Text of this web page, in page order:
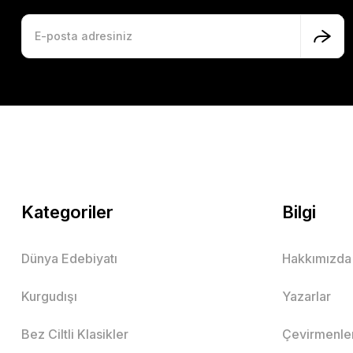
Kategoriler
Dünya Edebiyatı
Kurgudışı
Bez Ciltli Klasikler
Bilgi
Hakkımızda
Yazarlar